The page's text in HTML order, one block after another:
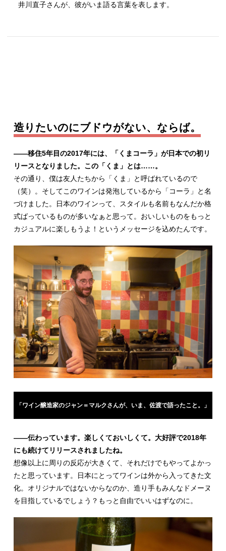
井川直子さんが、彼がいま語る言葉を表します。
造りたいのにブドウがない、ならば。
――移住5年目の2017年には、「くまコーラ」が日本での初リ
リースとなりました。この「くま」とは……。
その通り、僕は友人たちから「くま」と呼ばれているので
（笑）。そしてこのワインは発泡しているから「コーラ」と名
づけました。日本のワインって、スタイルも名前もなんだか格
式ばっているものが多いなぁと思って。おいしいものをもっと
カジュアルに楽しもうよ！というメッセージを込めたんです。
「ワイン醸造家のジャン＝マルクさんが、いま、佐渡で語ったこと。」
――伝わっています。楽しくておいしくて。大好評で2018年
にも続けてリリースされましたね。
想像以上に周りの反応が大きくて、それだけでもやってよかっ
たと思っています。日本にとってワインは外から入ってきた文
化。オリジナルではないからなのか、造り手もみんなドメーヌ
を目指しているでしょう？もっと自由でいいはずなのに。